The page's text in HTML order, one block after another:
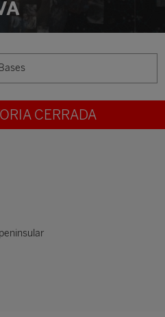
Bases
CERRADA